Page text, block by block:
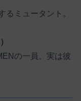
るミュータント。
の一員。実は彼